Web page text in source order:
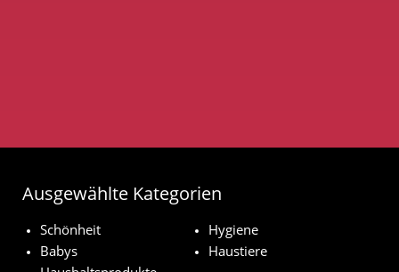
Ausgewählte Kategorien
Schönheit
Hygiene
Babys
Haustiere